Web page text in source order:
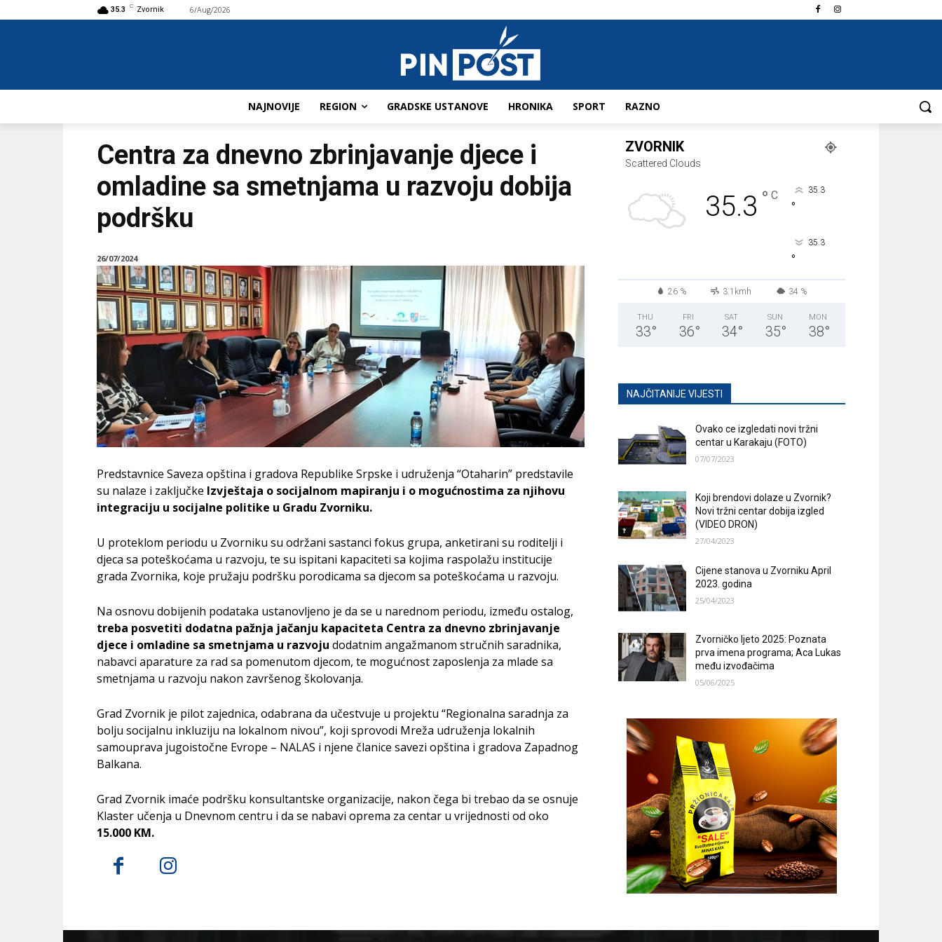
35.3 C Zvornik 6/Aug/2026
NAJNOVIJE REGION GRADSKE USTANOVE HRONIKA SPORT RAZNO
Centra za dnevno zbrinjavanje djece i
omladine sa smetnjama u razvoju dobija
podršku
26/07/2024
Predstavnice Saveza opština i gradova Republike Srpske i udruženja “Otaharin” predstavile
su nalaze i zaključke Izvještaja o socijalnom mapiranju i o mogućnostima za njihovu
integraciju u socijalne politike u Gradu Zvorniku.
U proteklom periodu u Zvorniku su održani sastanci fokus grupa, anketirani su roditelji i
djeca sa poteškoćama u razvoju, te su ispitani kapaciteti sa kojima raspolažu institucije
grada Zvornika, koje pružaju podršku porodicama sa djecom sa poteškoćama u razvoju.
Na osnovu dobijenih podataka ustanovljeno je da se u narednom periodu, između ostalog,
treba posvetiti dodatna pažnja jačanju kapaciteta Centra za dnevno zbrinjavanje
djece i omladine sa smetnjama u razvoju dodatnim angažmanom stručnih saradnika,
nabavci aparature za rad sa pomenutom djecom, te mogućnost zaposlenja za mlade sa
smetnjama u razvoju nakon završenog školovanja.
Grad Zvornik je pilot zajednica, odabrana da učestvuje u projektu “Regionalna saradnja za
bolju socijalnu inkluziju na lokalnom nivou”, koji sprovodi Mreža udruženja lokalnih
samouprava jugoistočne Evrope – NALAS i njene članice savezi opština i gradova Zapadnog
Balkana.
Grad Zvornik imaće podršku konsultantske organizacije, nakon čega bi trebao da se osnuje
Klaster učenja u Dnevnom centru i da se nabavi oprema za centar u vrijednosti od oko
15.000 KM.
ZVORNIK
Scattered Clouds
35.3 ° C 35.3
°
35.3
°
26 % 3.1kmh 34 %
THU
33°
FRI
36°
SAT
34°
SUN
35°
MON
38°
NAJČITANIJE VIJESTI
Ovako ce izgledati novi tržni
centar u Karakaju (FOTO)
07/07/2023
Koji brendovi dolaze u Zvornik?
Novi tržni centar dobija izgled
(VIDEO DRON)
27/04/2023
Cijene stanova u Zvorniku April
2023. godina
25/04/2023
Zvorničko ljeto 2025: Poznata
prva imena programa; Aca Lukas
među izvođačima
05/06/2025